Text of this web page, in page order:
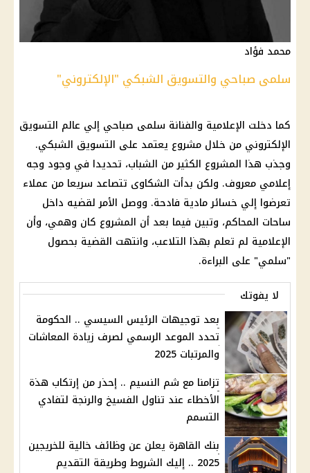
محمد فؤاد
سلمى صباحي والتسويق الشبكي "الإلكتروني"
كما دخلت الإعلامية والفنانة سلمى صباحي إلي عالم التسويق
الإلكتروني من خلال مشروع يعتمد على التسويق الشبكي.
وجذب هذا المشروع الكثير من الشباب، تحديدا في وجود وجه
إعلامي معروف. ولكن بدأت الشكاوى تتصاعد سريعا من عملاء
تعرضوا إلي خسائر مادية فادحة. ووصل الأمر لقضيه داخل
ساحات المحاكم، وتبين فيما بعد أن المشروع كان وهمي، وأن
الإعلامية لم تعلم بهذا التلاعب، وانتهت القضية بحصول
"سلمي" على البراءة.
لا يفوتك
بعد توجيهات الرئيس السيسي .. الحكومة
تحدد الموعد الرسمي لصرف زيادة المعاشات
والمرتبات 2025
تزامنا مع شم النسيم .. إحذر من إرتكاب هذة
الأخطاء عند تناول الفسيخ والرنجة لتفادي
التسمم
بنك القاهرة يعلن عن وظائف خالية للخريجين
2025 .. إليك الشروط وطريقة التقديم